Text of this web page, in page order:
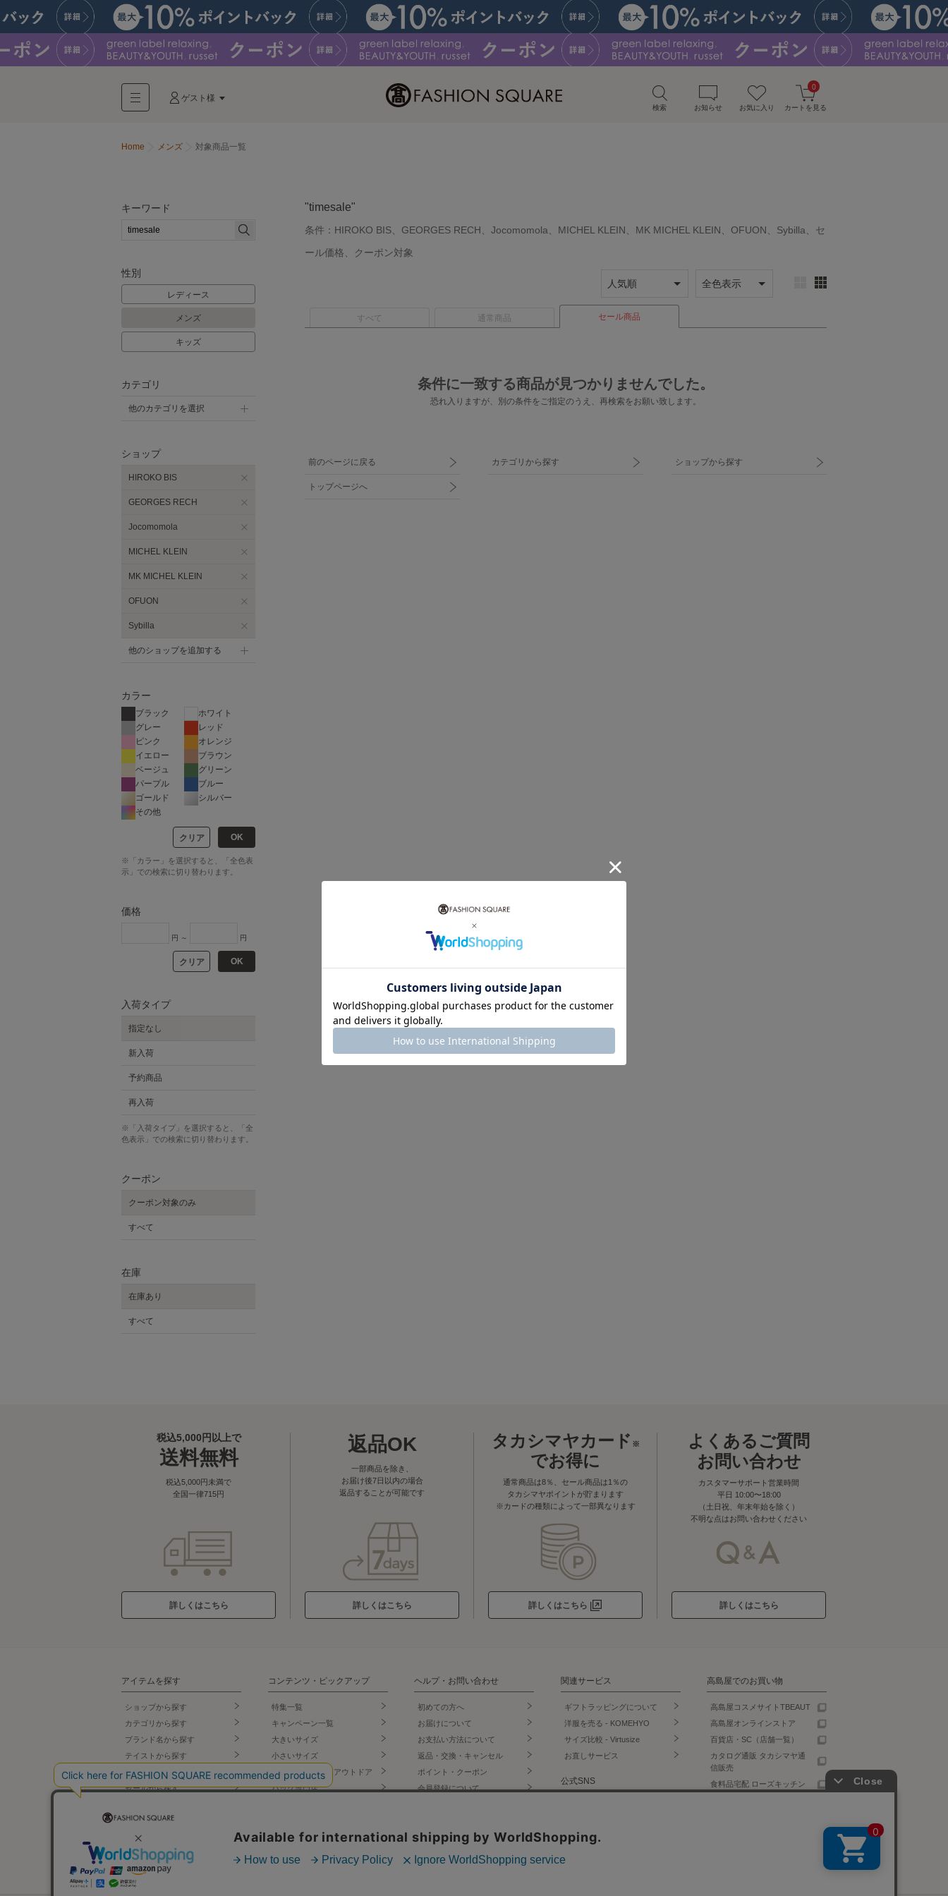
ゲスト様
検索 お知らせ お気に入り カートを見る
0
Home メンズ 対象商品一覧
"timesale"
条件： HIROKO BIS、GEORGES RECH、Jocomomola、MICHEL KLEIN、MK MICHEL KLEIN、OFUON、Sybilla、セ
ール価格、クーポン対象
すべて 通常商品 セール商品
条件に一致する商品が見つかりませんでした。
恐れ入りますが、別の条件をご指定のうえ、 再検索をお願い致します。
前のページに戻る カテゴリから探す ショップから探す
トップページへ
キーワード
性別
レディース
メンズ
キッズ
カテゴリ
他のカテゴリを選択
ショップ
HIROKO BIS
GEORGES RECH
Jocomomola
MICHEL KLEIN
MK MICHEL KLEIN
OFUON
Sybilla
他のショップを追加する
カラー
ブラック
ホワイト
グレー
レッド
ピンク
オレンジ
イエロー
ブラウン
ベージュ
グリーン
パープル
ブルー
ゴールド
シルバー
その他
クリア OK
※「カラー」を選択すると、「全色表
示」での検索に切り替わります。
価格
円 ～ 円
クリア OK
入荷タイプ
指定なし
新入荷
予約商品
再入荷
※「入荷タイプ」を選択すると、「全
色表示」での検索に切り替わります。
クーポン
クーポン対象のみ
すべて
在庫
在庫あり
すべて
税込5,000円以上で
送料無料
税込5,000円未満で
全国一律715円
詳しくはこちら
返品OK
一部商品を除き、
お届け後7日以内の場合
返品することが可能です
詳しくはこちら
タカシマヤカード ※
でお得に
通常商品は8％、セール商品は1％の
タカシマヤポイントが貯まります
※カードの種類によって一部異なります
詳しくはこちら
よくあるご質問
お問い合わせ
カスタマーサポート営業時間
平日 10:00〜18:00
（土日祝、年末年始を除く）
不明な点はお問い合わせください
詳しくはこちら
アイテムを探す
ショップから探す
カテゴリから探す
ブランド名から探す
テイストから探す
コーデから探す
セールから探す
新着商品
先行予約商品
再入荷商品
コンテンツ・ピックアップ
特集一覧
キャンペーン一覧
大きいサイズ
小さいサイズ
スポーツウェア・アウトドア
バッグ専門店
タカシマヤオリジナルショッ
ヘルプ・お問い合わせ
初めての方へ
お届けについて
お支払い方法について
返品・交換・キャンセル
ポイント・クーポン
会員登録について
サイトからのお知らせ
関連サービス
ギフトラッピングについて
洋服を売る - KOMEHYO
サイズ比較 - Virtusize
お直しサービス
公式SNS
X
Facebook
高島屋でのお買い物
高島屋コスメサイトTBEAUT
高島屋オンラインストア
百貨店・SC（店舗一覧）
カタログ通販 タカシマヤ通
信販売
食料品宅配 ローズキッチン